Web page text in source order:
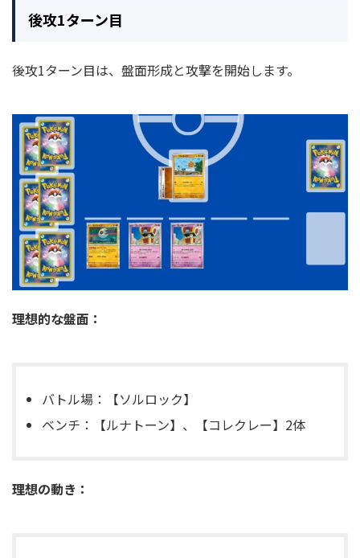
後攻1ターン目
後攻1ターン目は、盤面形成と攻撃を開始します。
理想的な盤面：
バトル場：【ソルロック】
ベンチ：【ルナトーン】、【コレクレー】2体
理想の動き：